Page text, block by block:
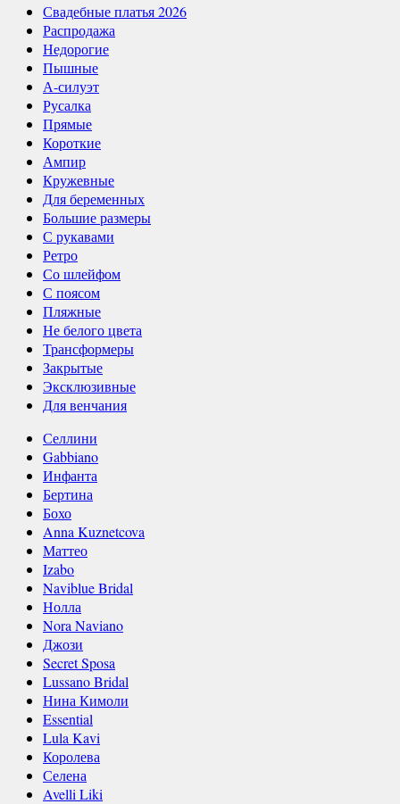
Свадебные платья 2026
Распродажа
Недорогие
Пышные
А-силуэт
Русалка
Прямые
Короткие
Ампир
Кружевные
Для беременных
Большие размеры
С рукавами
Ретро
Со шлейфом
С поясом
Пляжные
Не белого цвета
Трансформеры
Закрытые
Эксклюзивные
Для венчания
Селлини
Gabbiano
Инфанта
Бертина
Бохо
Anna Kuznetcova
Маттео
Izabo
Naviblue Bridal
Нолла
Nora Naviano
Джози
Secret Sposa
Lussano Bridal
Нина Кимоли
Essential
Lula Kavi
Королева
Селена
Avelli Liki